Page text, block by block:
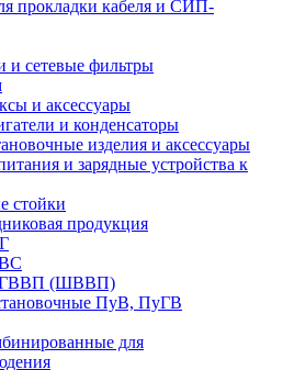
прокладки кабеля и СИП-
и сетевые фильтры
и аксессуары
и конденсаторы
изделия и аксессуары
и зарядные устройства к
стойки
продукция
(ШВВП)
ПуВ, ПуГВ
для